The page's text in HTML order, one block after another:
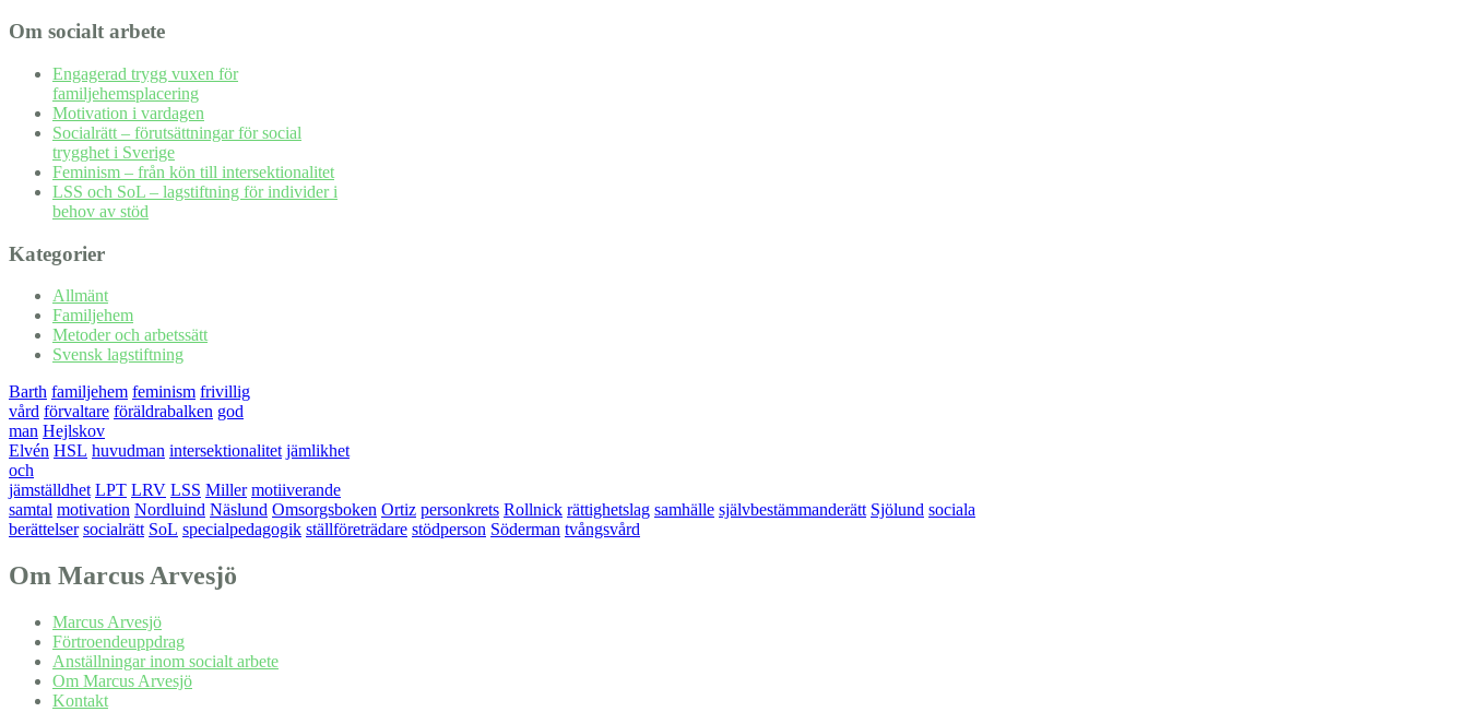
Om socialt arbete
Engagerad trygg vuxen för
familjehemsplacering
Motivation i vardagen
Socialrätt – förutsättningar för social
trygghet i Sverige
Feminism – från kön till intersektionalitet
LSS och SoL – lagstiftning för individer i
behov av stöd
Kategorier
Allmänt
Familjehem
Metoder och arbetssätt
Svensk lagstiftning
Barth familjehem feminism frivillig
vård förvaltare föräldrabalken god
man Hejlskov
Elvén HSL huvudman intersektionalitet jämlikhet
och
jämställdhet LPT LRV LSS Miller motiiverande
samtal motivation Nordluind Näslund Omsorgsboken Ortiz personkrets Rollnick rättighetslag samhälle självbestämmanderätt Sjölund sociala
berättelser socialrätt SoL specialpedagogik ställföreträdare stödperson Söderman tvångsvård
Om Marcus Arvesjö
Marcus Arvesjö
Förtroendeuppdrag
Anställningar inom socialt arbete
Om Marcus Arvesjö
Kontakt